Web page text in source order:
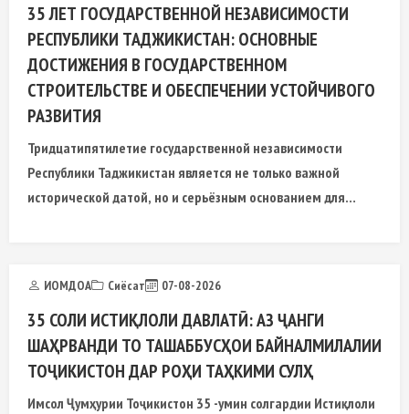
35 ЛЕТ ГОСУДАРСТВЕННОЙ НЕЗАВИСИМОСТИ
РЕСПУБЛИКИ ТАДЖИКИСТАН: ОСНОВНЫЕ
ДОСТИЖЕНИЯ В ГОСУДАРСТВЕННОМ
СТРОИТЕЛЬСТВЕ И ОБЕСПЕЧЕНИИ УСТОЙЧИВОГО
РАЗВИТИЯ
Тридцатипятилетие государственной независимости
Республики Таджикистан является не только важной
исторической датой, но и серьёзным основанием для
ИОМДОА Сиёсат 07-08-2026
35 СОЛИ ИСТИҚЛОЛИ ДАВЛАТӢ: АЗ ҶАНГИ
ШАҲРВАНДИ ТО ТАШАББУСҲОИ БАЙНАЛМИЛАЛИИ
ТОҶИКИСТОН ДАР РОҲИ ТАҲКИМИ СУЛҲ
Имсол Ҷумҳурии Тоҷикистон 35 -умин солгардии Истиқлоли